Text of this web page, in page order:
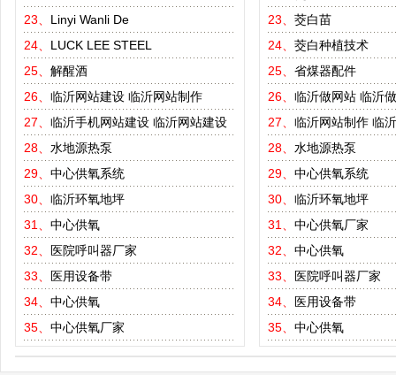
23、 Linyi Wanli De
24、 LUCK LEE STEEL
25、 解醒酒
26、 临沂网站建设 临沂网站制作
27、 临沂手机网站建设 临沂网站建设
28、 水地源热泵
29、 中心供氧系统
30、 临沂环氧地坪
31、 中心供氧
32、
医院呼叫器厂家
33、
医用设备带
34、 中心供氧
35、 中心供氧厂家
23、 茭白苗
24、 茭白种植技术
25、 省煤器配件
26、 临沂做网站 临沂
27、 临沂网站制作 临
28、 水地源热泵
29、 中心供氧系统
30、 临沂环氧地坪
31、 中心供氧厂家
32、 中心供氧
33、
医院呼叫器厂家
34、
医用设备带
35、 中心供氧